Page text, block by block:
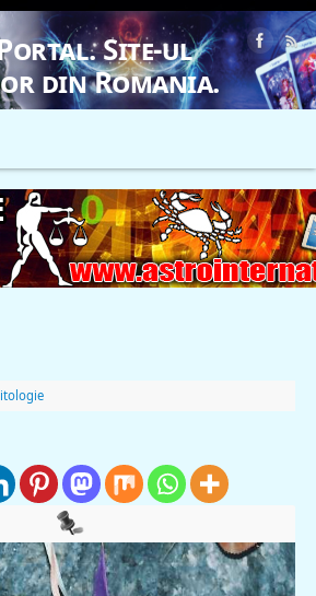
Site-ul
din Romania.
VRAJITOARE